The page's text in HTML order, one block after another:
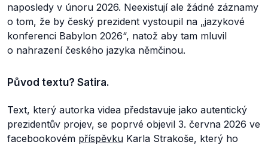
naposledy v únoru 2026. Neexistují ale žádné záznamy
o tom, že by český prezident vystoupil na „jazykové
konferenci Babylon 2026“, natož aby tam mluvil
o nahrazení českého jazyka němčinou.
Původ textu? Satira.
Text, který autorka videa představuje jako autentický
prezidentův projev, se poprvé objevil 3. června 2026 ve
facebookovém příspěvku Karla Strakoše, který ho